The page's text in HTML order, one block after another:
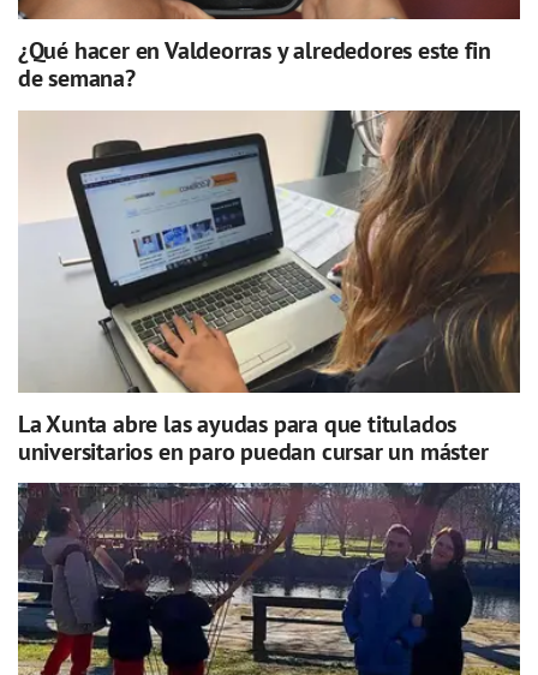
¿Qué hacer en Valdeorras y alrededores este fin
de semana?
La Xunta abre las ayudas para que titulados
universitarios en paro puedan cursar un máster